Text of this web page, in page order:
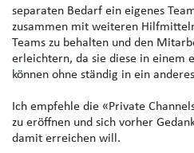
separaten Bedarf ein eigenes
zusammen mit weiteren
Teams zu behalten und den
erleichtern, da sie diese in einem
können ohne ständig in ein
Ich empfehle die «Private
zu eröffnen und sich vorher
damit erreichen will.